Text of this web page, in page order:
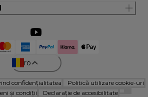
ro
confidențialitatea
Politică utilizare cookie-uri
și condiții
Declarație de accesibilitate